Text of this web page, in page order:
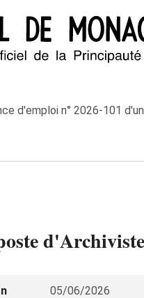
d'emploi n° 2026‑101
05/06/2026